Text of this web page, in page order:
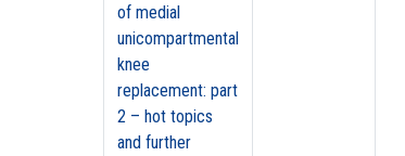
of medial
unicompartmental
knee
replacement: part
2 – hot topics
and further